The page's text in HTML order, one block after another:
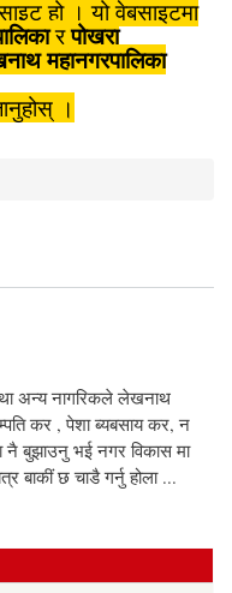
हो । यो वेबसाइटमा
रपोखरा
महानगरपालिका
।
अन्य नागरिकले लेखनाथ
कर , पेशा ब्यबसाय कर, न
बुझाउनु भई नगर विकास मा
बाकीं छ चाडै गर्नु होला ...